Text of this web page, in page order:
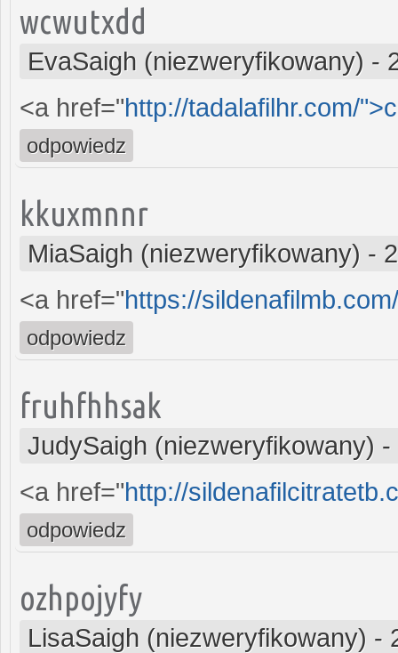
wcwutxdd
EvaSaigh (niezweryfikowany) -
<a href="http://tadalafilhr.com/
odpowiedz
kkuxmnnr
MiaSaigh (niezweryfikowany) -
<a href="https://
odpowiedz
fruhfhhsak
JudySaigh (niezweryfikowany) -
<a href="http://
odpowiedz
ozhpojyfy
LisaSaigh (niezweryfikowany) -